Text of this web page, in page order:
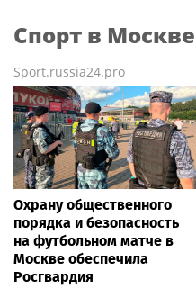
Спорт в Москве
Sport.russia24.pro
Охрану общественного
порядка и безопасность
на футбольном матче в
Москве обеспечила
Росгвардия